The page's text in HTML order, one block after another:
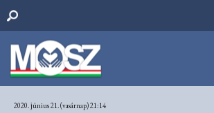
2020. június 21. (vasárnap) 21:14